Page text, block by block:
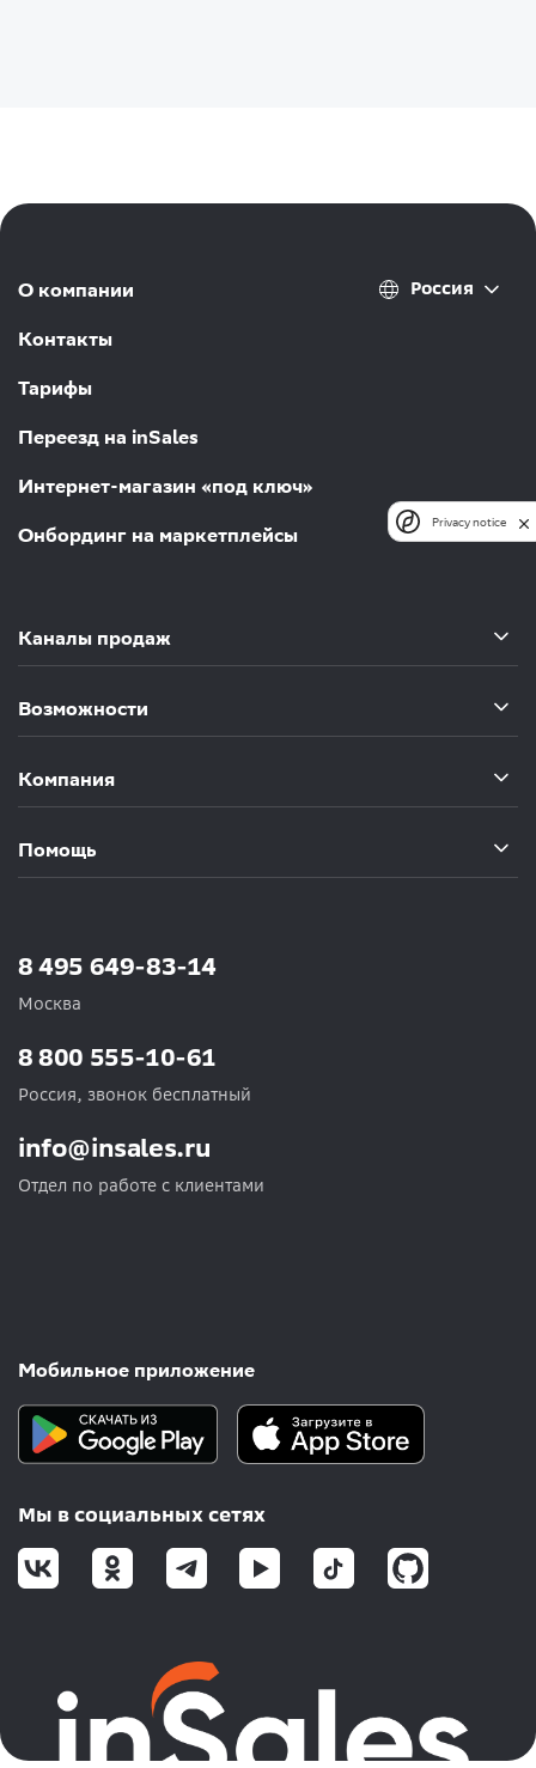
О компании
Контакты
Тарифы
Переезд на inSales
Интернет-магазин «под ключ»
Онбординг на маркетплейсы
Россия
Каналы продаж
Возможности
Компания
Помощь
8 495 649-83-14
Москва
info@insales.ru
Отдел по работе с клиентами
8 800 555-10-61
Россия, звонок бесплатный
Мобильное приложение
Мы в социальных сетях
Privacy notice